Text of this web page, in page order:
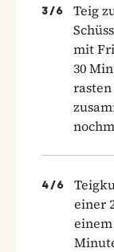
3 /6
Teig
mit
30
4 /6
einer